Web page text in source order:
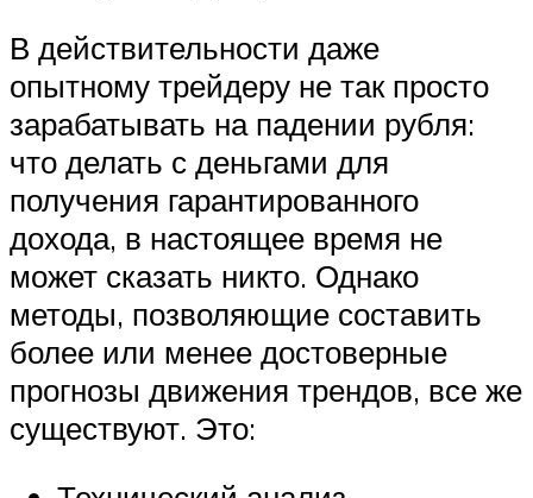
В действительности даже
опытному трейдеру не так просто
зарабатывать на падении рубля:
что делать с деньгами для
получения гарантированного
дохода, в настоящее время не
может сказать никто. Однако
методы, позволяющие составить
более или менее достоверные
прогнозы движения трендов, все же
существуют. Это: